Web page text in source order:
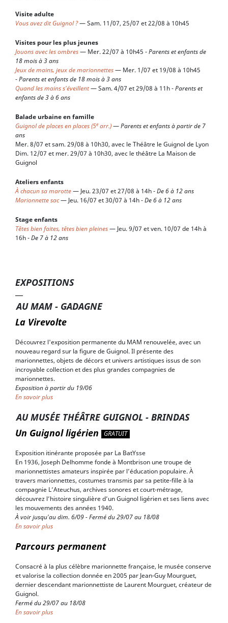
Visite adulte
Vous avez dit Guignol ?— Sam. 11/07, 25/07 et 22/08 à 10h45
Visites pour les plus jeunes
Jouons avec les ombres— Mer. 22/07 à 10h45 -Parents et enfants de
18 mois à 3 ans
Jeux de mains, jeux de marionnettes— Mer. 1/07 et 19/08 à 10h45
-Parents et enfants de 18 mois à 3 ans
Quand les mains s'éveillent— Sam. 4/07 et 29/08 à 11h -Parents et
enfants de 3 à 6 ans
Balade urbaine en famille
Guignol de places en places (5e arr.)—Parents et enfants à partir de 7
ans
Mer. 8/07 et sam. 29/08 à 10h30, avec le Théâtre le Guignol de Lyon
Dim. 12/07 et mer. 29/07 à 10h30, avec le théâtre La Maison de
Guignol
Ateliers enfants
À chacun sa marotte— Jeu. 23/07 et 27/08 à 14h -De 6 à 12 ans
Marionnette sac— Jeu. 16/07 et 30/07 à 14h -De 6 à 12 ans
Stage enfants
Têtes bien faites, têtes bien pleines— Jeu. 9/07 et ven. 10/07 de 14h à
16h -De 7 à 12 ans
EXPOSITIONS
AU MAM - GADAGNE
La Virevolte
Découvrez l'exposition permanente du MAM renouvelée, avec un
nouveau regard sur la figure de Guignol. Il présente des
marionnettes, objets de décors et univers artistiques issus de son
incroyable collection et des plus grandes compagnies de
marionnettes.
Exposition à partir du 19/06
En savoir plus
AU MUSÉE THÉÂTRE GUIGNOL - BRINDAS
Un Guignol ligérien
GRATUIT
Exposition itinérante proposée par La BatYsse
En 1936, Joseph Delhomme fonde à Montbrison une troupe de
marionnettistes amateurs inspirée par l’éducation populaire. À
travers marionnettes, costumes transmis par sa petite-fille à la
compagnie L’Ateuchus, archives sonores et court-métrage,
découvrez l’histoire singulière d’un Guignol ligérien et ses liens avec
les mouvements des années 1940.
À voir jusqu'au dim. 6/09 - Fermé du 29/07 au 18/08
En savoir plus
Parcours permanent
Consacré à la plus célèbre marionnette française, le musée conserve
et valorise la collection donnée en 2005 par Jean-Guy Mourguet,
dernier descendant marionnettiste de Laurent Mourguet, créateur de
Guignol.
Fermé du 29/07 au 18/08
En savoir plus